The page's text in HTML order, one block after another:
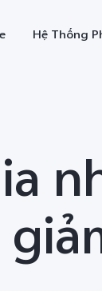
Hệ Thống
X300